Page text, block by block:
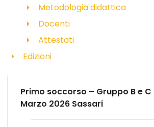
Metodologia didattica
Docenti
Attestati
Edizioni
Primo soccorso – Gruppo B e C
Marzo 2026 Sassari